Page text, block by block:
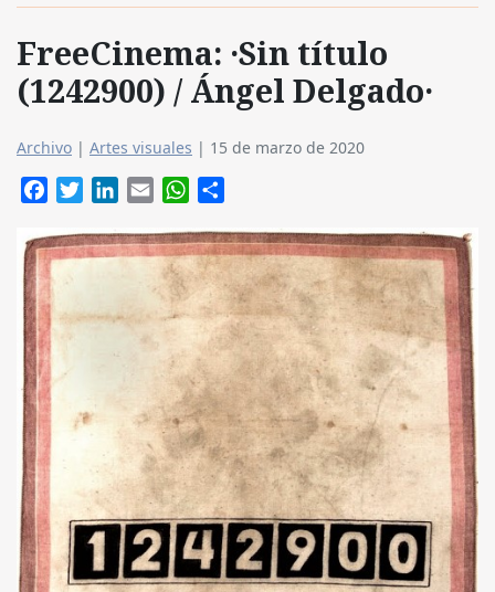
FreeCinema: ·Sin título
(1242900) / Ángel Delgado·
Archivo | Artes visuales | 15 de marzo de 2020
FacebookTwitterLinkedIn
Email WhatsApp